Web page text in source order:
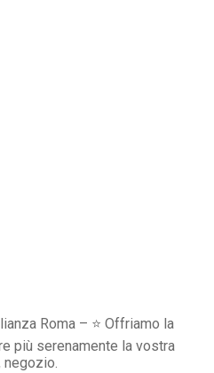
Roma – ⭐ Offriamo la
più serenamente la vostra
negozio.